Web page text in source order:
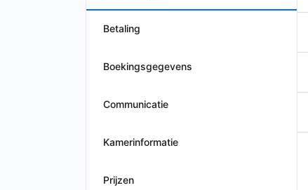
Betaling
Boekingsgegevens
Communicatie
Kamerinformatie
Prijzen